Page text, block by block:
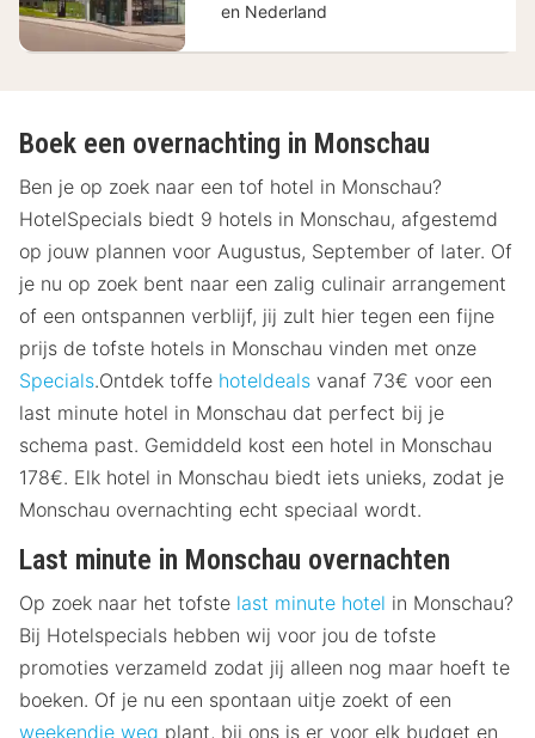
en Nederland
Boek een overnachting in Monschau
Ben je op zoek naar een tof hotel in Monschau?
HotelSpecials biedt 9 hotels in Monschau, afgestemd
op jouw plannen voor Augustus, September of later. Of
je nu op zoek bent naar een zalig culinair arrangement
of een ontspannen verblijf, jij zult hier tegen een fijne
prijs de tofste hotels in Monschau vinden met onze
Specials.Ontdek toffe hoteldeals vanaf 73€ voor een
last minute hotel in Monschau dat perfect bij je
schema past. Gemiddeld kost een hotel in Monschau
178€. Elk hotel in Monschau biedt iets unieks, zodat je
Monschau overnachting echt speciaal wordt.
Last minute in Monschau overnachten
Op zoek naar het tofste last minute hotel in Monschau?
Bij Hotelspecials hebben wij voor jou de tofste
promoties verzameld zodat jij alleen nog maar hoeft te
boeken. Of je nu een spontaan uitje zoekt of een
weekendje weg plant, bij ons is er voor elk budget en